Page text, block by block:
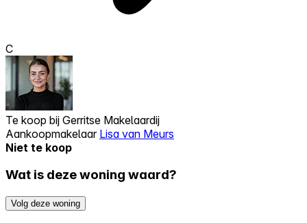
C
Te koop bij Gerritse Makelaardij
Aankoopmakelaar Lisa van Meurs
Niet te koop
Wat is deze woning waard?
Volg deze woning